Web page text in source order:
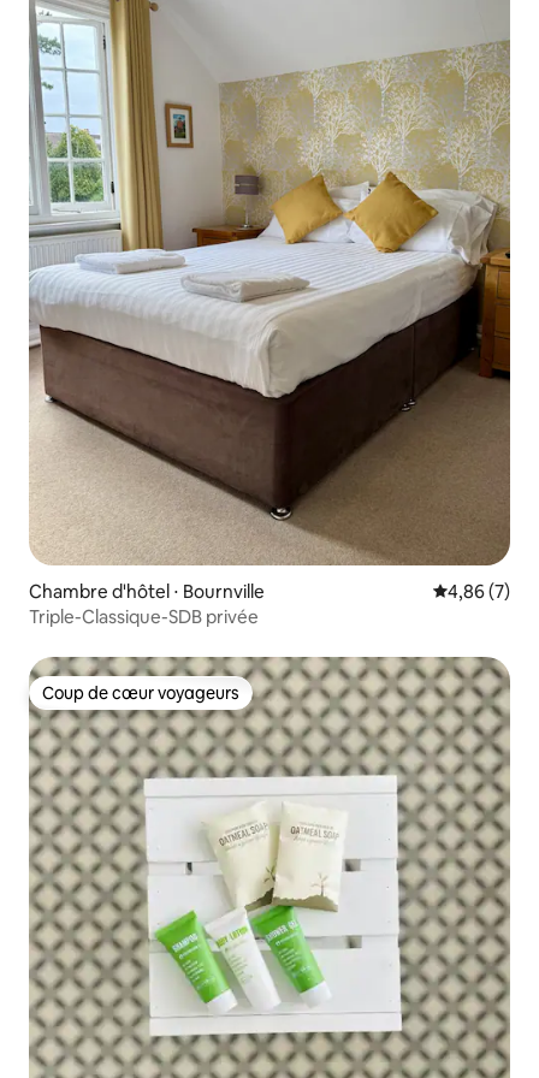
Chambre d'hôtel ⋅ Bournville Évaluation
4,86 (7)
Triple-Classique-SDB privée
Coup de cœur voyageurs
Coup de cœur voyageurs